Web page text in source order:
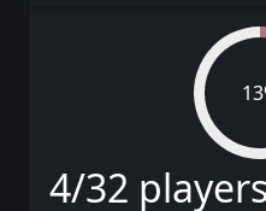
4/32 players